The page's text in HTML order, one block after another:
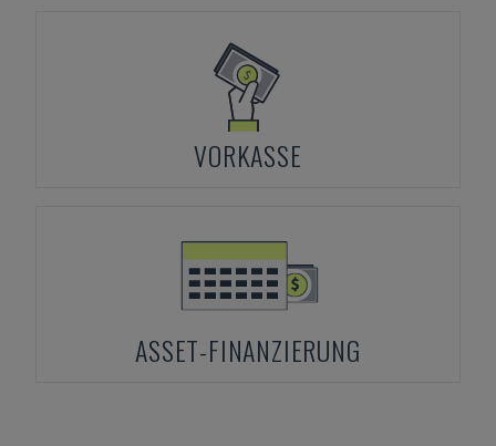
VORKASSE
ASSET-FINANZIERUNG